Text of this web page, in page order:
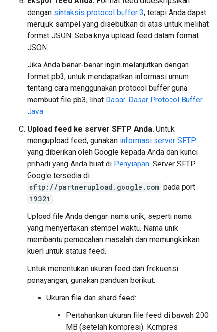
dengan sintaksis protocol buffer 3, tetapi Anda dapat
merujuk sampel yang disebutkan di atas untuk melihat
format JSON. Sebaiknya upload feed dalam format
JSON.
Jika Anda benar-benar ingin melanjutkan dengan
format pb3, untuk mendapatkan informasi umum
tentang cara menggunakan protocol buffer guna
membuat file pb3, lihat Dasar-Dasar Protocol Buffer:
Java.
Upload feed ke server SFTP Anda. Untuk
mengupload feed, gunakan informasi server SFTP
yang diberikan oleh Google kepada Anda dan kunci
pribadi yang Anda buat di Penyiapan. Server SFTP
Google tersedia di
sftp://partnerupload.google.com pada port
19321 .
Upload file Anda dengan nama unik, seperti nama
yang menyertakan stempel waktu. Nama unik
membantu pemecahan masalah dan memungkinkan
kueri untuk status feed.
Untuk menentukan ukuran feed dan frekuensi
penayangan, gunakan panduan berikut:
Ukuran file dan shard feed:
Pertahankan ukuran file feed di bawah 200
MB (setelah kompresi). Kompres